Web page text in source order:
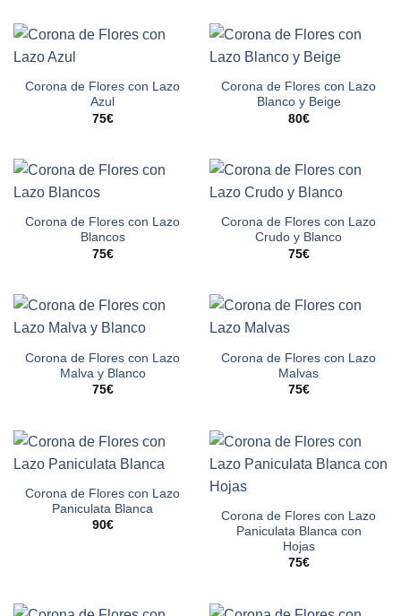
Corona de Flores con Lazo
Azul
75€
Corona de Flores con Lazo
Blanco y Beige
80€
Corona de Flores con Lazo
Blancos
75€
Corona de Flores con Lazo
Crudo y Blanco
75€
Corona de Flores con Lazo
Malva y Blanco
75€
Corona de Flores con Lazo
Malvas
75€
Corona de Flores con Lazo
Paniculata Blanca
90€
Corona de Flores con Lazo
Paniculata Blanca con
Hojas
75€